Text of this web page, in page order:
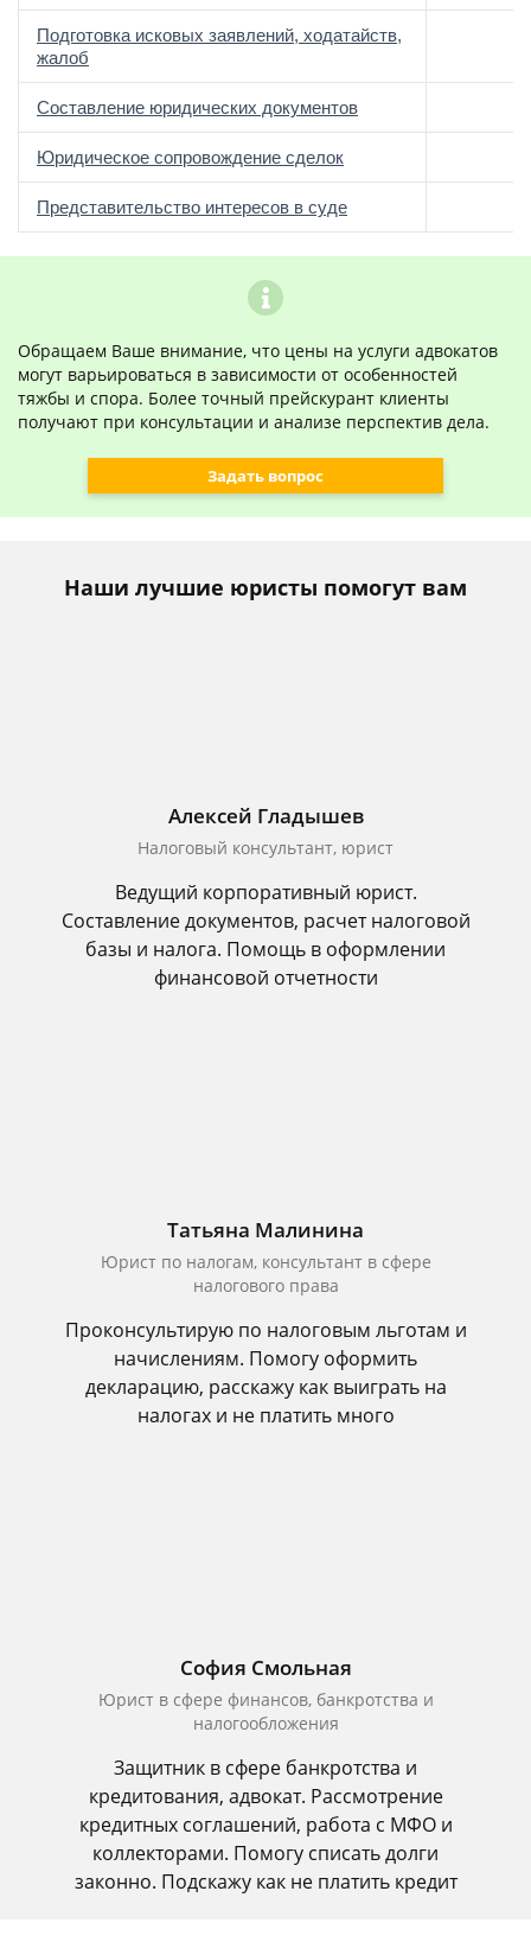
Подготовка исковых заявлений, ходатайств,
жалоб
Составление юридических документов
Юридическое сопровождение сделок
Представительство интересов в суде
Обращаем Ваше внимание, что цены на услуги адвокатов
могут варьироваться в зависимости от особенностей
тяжбы и спора. Более точный прейскурант клиенты
получают при консультации и анализе перспектив дела.
Задать вопрос
Наши лучшие юристы помогут вам
Алексей Гладышев
Налоговый консультант, юрист
Ведущий корпоративный юрист.
Составление документов, расчет налоговой
базы и налога. Помощь в оформлении
финансовой отчетности
Татьяна Малинина
Юрист по налогам, консультант в сфере
налогового права
Проконсультирую по налоговым льготам и
начислениям. Помогу оформить
декларацию, расскажу как выиграть на
налогах и не платить много
София Смольная
Юрист в сфере финансов, банкротства и
налогообложения
Защитник в сфере банкротства и
кредитования, адвокат. Рассмотрение
кредитных соглашений, работа с МФО и
коллекторами. Помогу списать долги
законно. Подскажу как не платить кредит